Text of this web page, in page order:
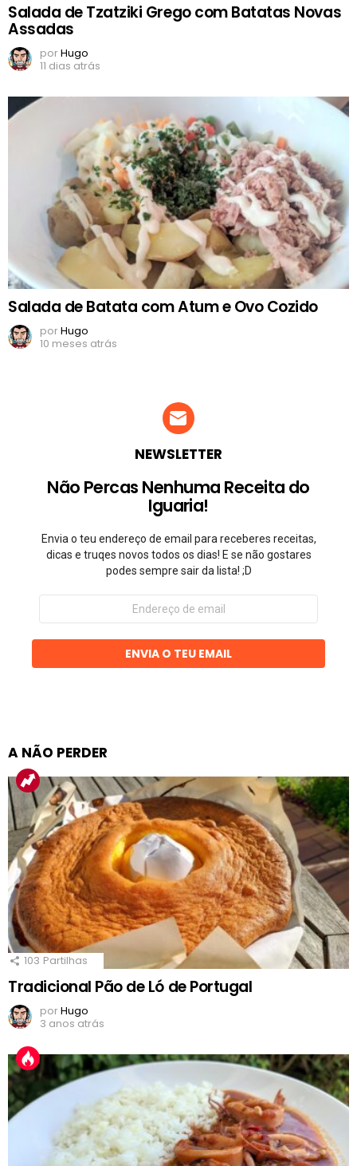
Salada de Tzatziki Grego com Batatas Novas
Assadas
porHugo
11 dias atrás
Salada de Batata com Atum e Ovo Cozido
porHugo
10 meses atrás
NEWSLETTER
Não Percas Nenhuma Receita do
Iguaria!
Envia o teu endereço de email para receberes receitas,
dicas e truqes novos todos os dias! E se não gostares
podes sempre sair da lista! ;D
Endereço
email
ENVIA O TEU EMAIL
A NÃO PERDER
103 Partilhas
Tradicional Pão de Ló de Portugal
porHugo
3 anos atrás